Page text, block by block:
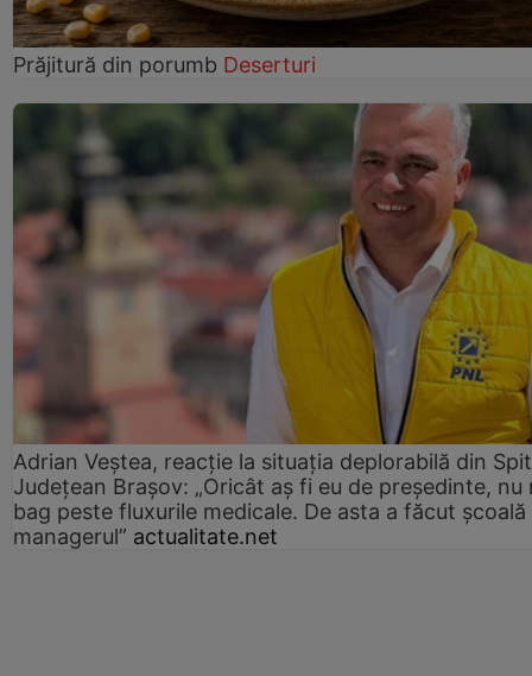
Prăjitură din porumb Deserturi
Adrian Veștea, reacție la situația deplorabilă din
Județean Brașov: „Oricât aș fi eu de președinte, nu
bag peste fluxurile medicale. De asta a făcut școală
managerul” actualitate.net